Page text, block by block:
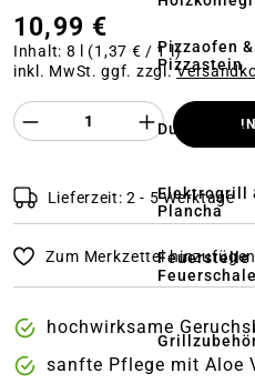
Pizzaofen &
Pizzastein
Dutch Oven
Elektrogrill
Plancha
Feuerstelle
Feuerschale
10,99 €
Inhalt: 8 l (1,37 € / 1 l)
inkl. MwSt. ggf. zzgl.
Produkt Anzahl des
Lieferzeit: 2 - 5 Werktage
Zum Merkzettel
hochwirksame
sanfte Pflege mit Aloe